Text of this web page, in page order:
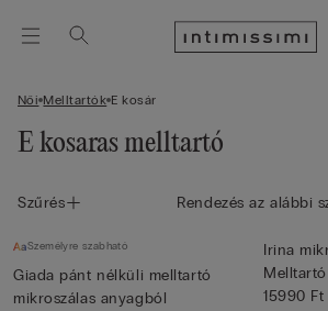
Női Melltartók E kosár
E kosaras melltartó
Szűrés Rendezés az alábbi
Személyre szabható
Giada pánt nélküli melltartó
mikroszálas anyagból
Irina
Melltartó
15990 Ft